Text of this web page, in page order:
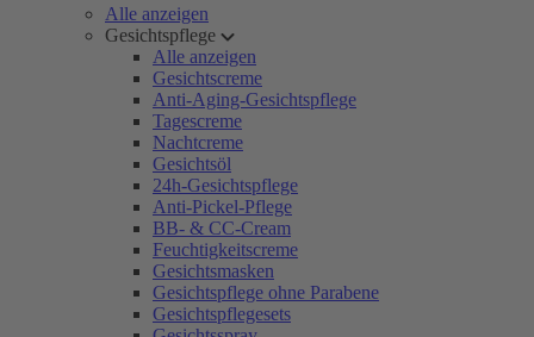
Alle anzeigen
Gesichtspflege
Alle anzeigen
Gesichtscreme
Anti-Aging-Gesichtspflege
Tagescreme
Nachtcreme
Gesichtsöl
24h-Gesichtspflege
Anti-Pickel-Pflege
BB- & CC-Cream
Feuchtigkeitscreme
Gesichtsmasken
Gesichtspflege ohne Parabene
Gesichtspflegesets